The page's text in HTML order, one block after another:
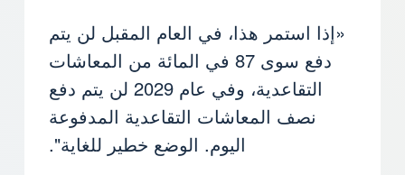
«إذا استمر هذا، في العام المقبل لن يتم
دفع سوى 87 في المائة من المعاشات
التقاعدية، وفي عام 2029 لن يتم دفع
نصف المعاشات التقاعدية المدفوعة
اليوم. الوضع خطير للغاية".